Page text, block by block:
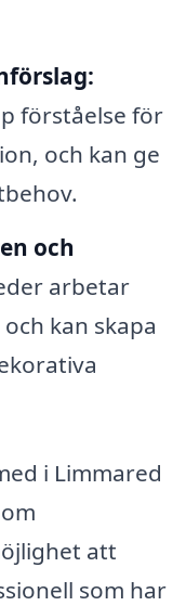
förståelse för
och kan ge
och
arbetar
kan skapa
i Limmared
att
som har